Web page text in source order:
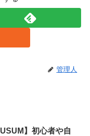
管理人
USUM】初心者や自